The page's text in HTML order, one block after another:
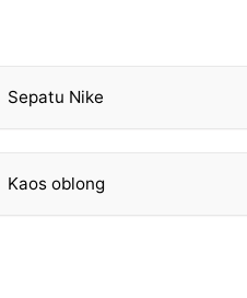
Sepatu Nike
Kaos oblong